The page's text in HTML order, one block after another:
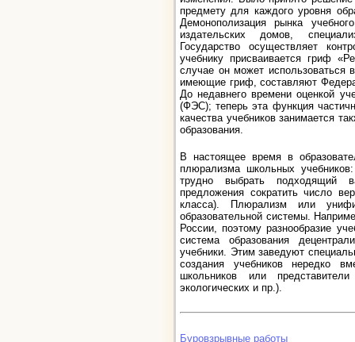
предмету для каждого уровня
Демонополизация рынка
издательских домов,
Государство осуществляет
учебнику присваивается гриф
случае он может
имеющие гриф, составляют
До недавнего времени оценкой
(ФЭС); теперь эта функция
качества учебников занимается
образования.
В настоящее время в
плюрализма школьных
трудно выбрать подходящий
предложения сократить число
класса). Плюрализм или
образовательной системы.
России, поэтому разнообразие
система образования
учебники. Этим заведуют
создания учебников нередко
школьников или
экологических и пр.).
Буровзрывные работы